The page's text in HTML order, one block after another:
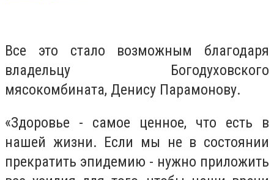
Все это стало возможным благодаря
владельцу Богодуховского
мясокомбината, Денису Парамонову.
«Здоровье - самое ценное, что есть в
нашей жизни. Если мы не в состоянии
прекратить эпидемию - нужно приложить